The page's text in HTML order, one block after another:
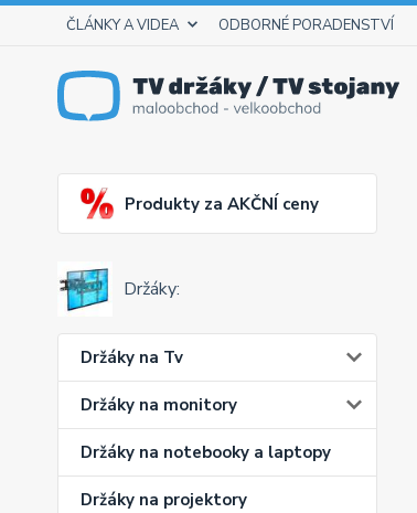
ČLÁNKY A VIDEA ODBORNÉ PORADENSTVÍ
Produkty za AKČNÍ ceny
Držáky:
Držáky na Tv
Držáky na monitory
Držáky na notebooky a laptopy
Držáky na projektory